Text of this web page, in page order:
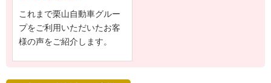
これまで栗山自動車グルー
プをご利用いただいたお客
様の声をご紹介します。